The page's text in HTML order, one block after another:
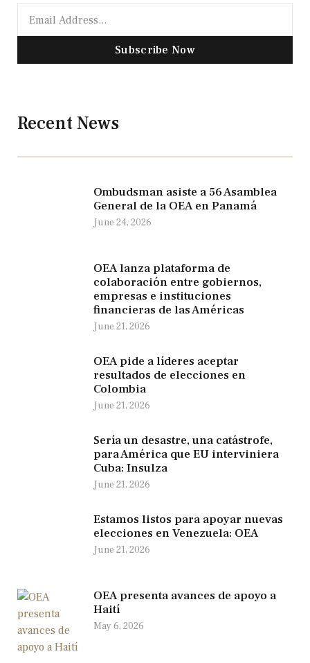
Subscribe Now
Recent News
Ombudsman asiste a 56 Asamblea
General de la OEA en Panamá
June 24, 2026
OEA lanza plataforma de
colaboración entre gobiernos,
empresas e instituciones
financieras de las Américas
June 21, 2026
OEA pide a líderes aceptar
resultados de elecciones en
Colombia
June 21, 2026
Sería un desastre, una catástrofe,
para América que EU interviniera
Cuba: Insulza
June 21, 2026
Estamos listos para apoyar nuevas
elecciones en Venezuela: OEA
June 21, 2026
OEA presenta avances de apoyo a
Haití
May 6, 2026